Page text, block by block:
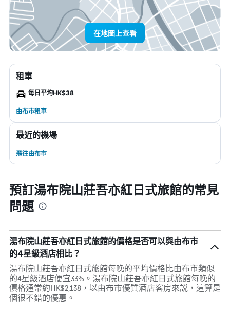
在地圖上查看
租車
每日平均HK$38
由布市租車
最近的機場
飛往由布市
預訂湯布院山莊吾亦紅日式旅館的常見
問題
湯布院山莊吾亦紅日式旅館的價格是否可以與由布市
的4星級酒店相比？
湯布院山莊吾亦紅日式旅館每晚的平均價格比由布市類似
的4星級酒店便宜33%。湯布院山莊吾亦紅日式旅館每晚的
價格通常約HK$2,138，以由布市優質酒店客房來説，這算是
個很不錯的優惠。